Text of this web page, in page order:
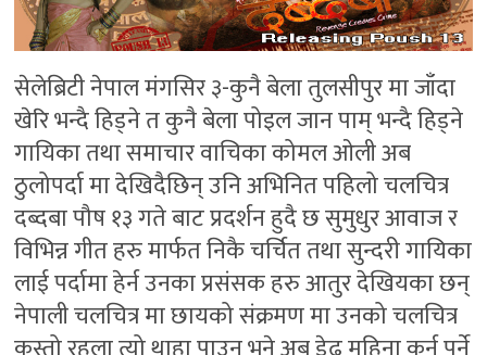
सेलेब्रिटी नेपाल मंगसिर ३-कुनै बेला तुलसीपुर मा जाँदा
खेरि भन्दै हिड्ने त कुनै बेला पोइल जान पाम् भन्दै हिड्ने
गायिका तथा समाचार वाचिका कोमल ओली अब
ठुलोपर्दा मा देखिदैछिन् उनि अभिनित पहिलो चलचित्र
दब्दबा पौष १३ गते बाट प्रदर्शन हुदै छ सुमुधुर आवाज र
विभिन्न गीत हरु मार्फत निकै चर्चित तथा सुन्दरी गायिका
लाई पर्दामा हेर्न उनका प्रसंसक हरु आतुर देखियका छन्
नेपाली चलचित्र मा छायको संक्रमण मा उनको चलचित्र